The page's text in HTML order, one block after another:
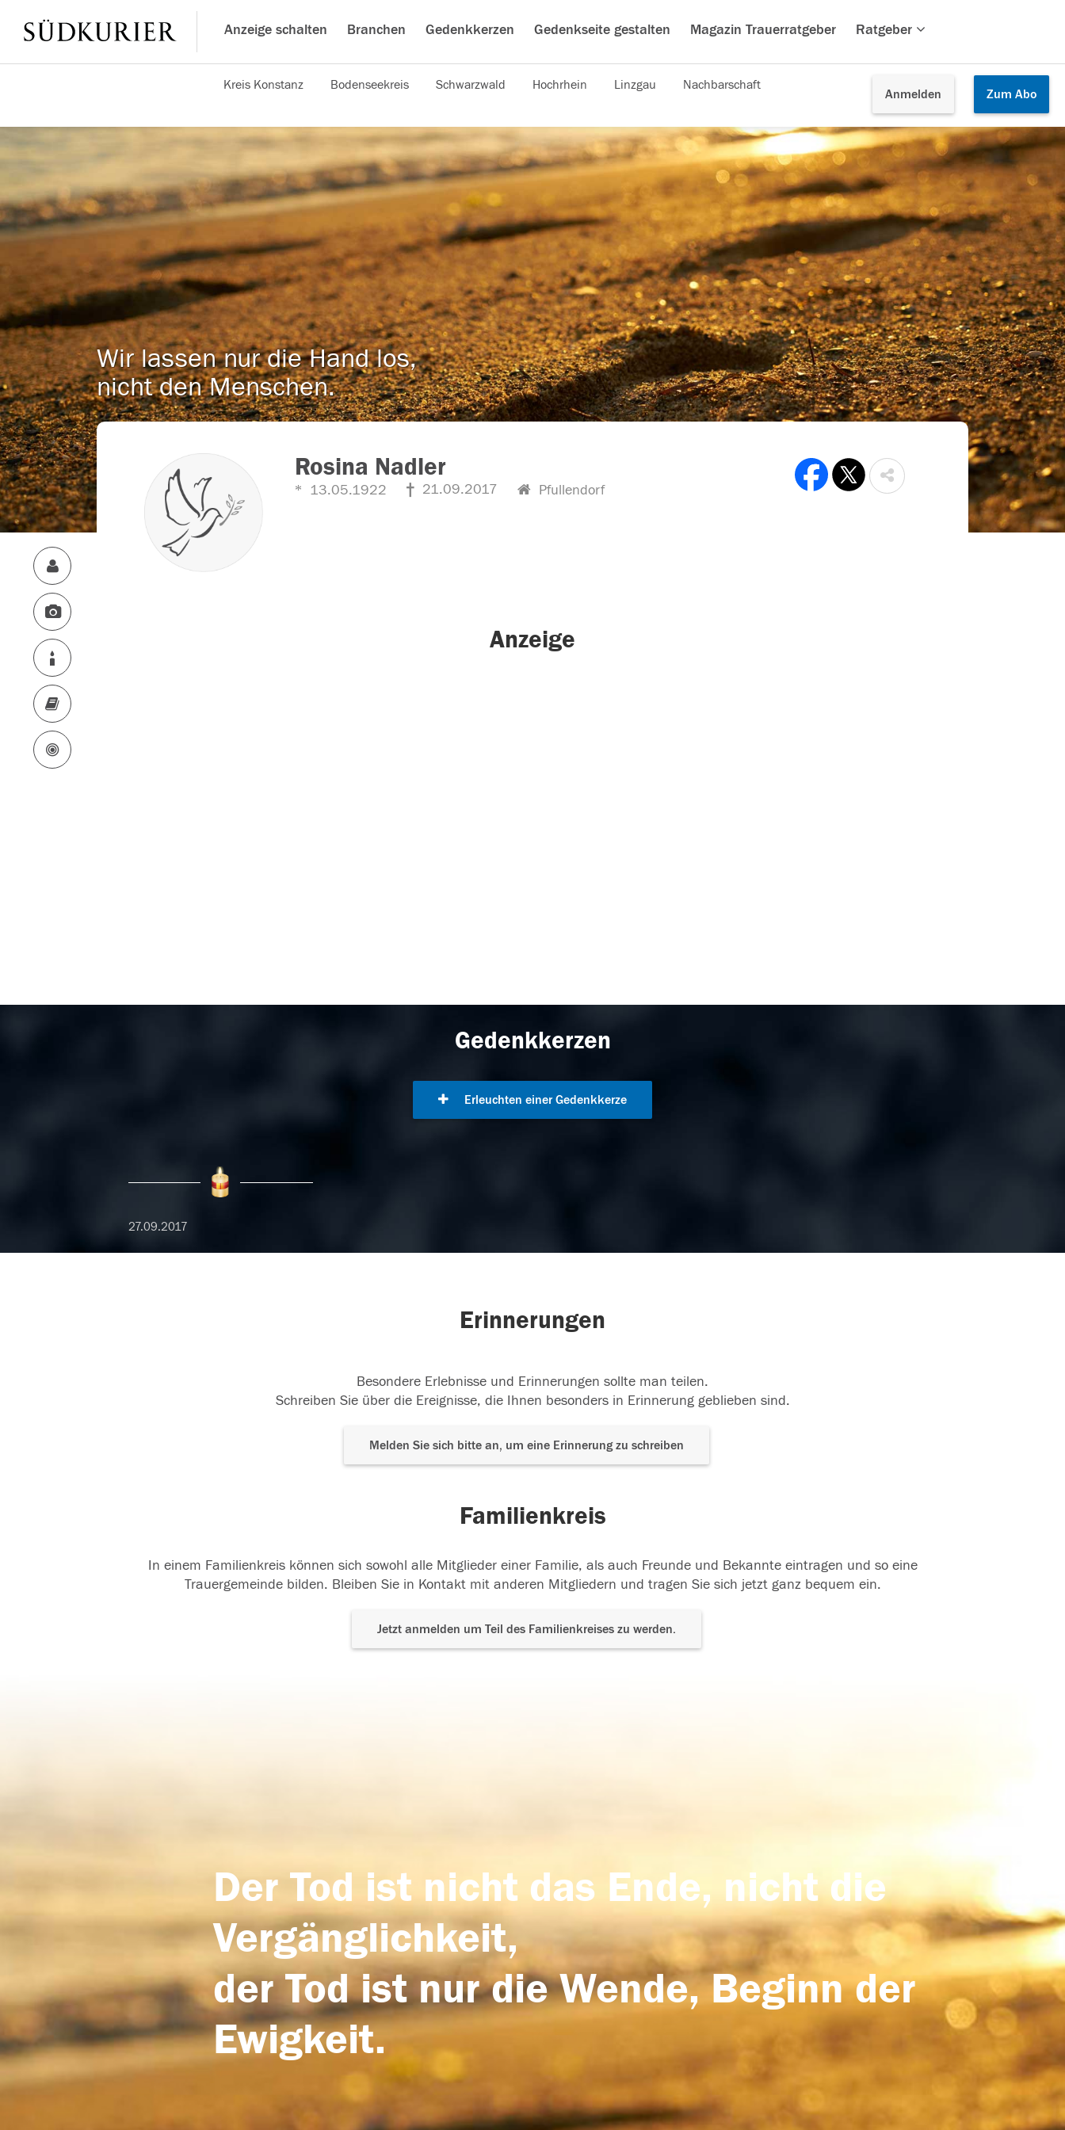
Anzeige schalten Branchen Gedenkkerzen Gedenkseite gestalten Magazin Trauerratgeber Ratgeber
Anmelden Zum Abo
Kreis Konstanz Bodenseekreis Schwarzwald Hochrhein Linzgau Nachbarschaft
Wir lassen nur die Hand los,
nicht den Menschen.
Rosina Nadler
13.05.1922 21.09.2017 Pfullendorf
Anzeige
Gedenkkerzen
Erleuchten einer Gedenkkerze
27.09.2017
Erinnerungen
Besondere Erlebnisse und Erinnerungen sollte man teilen.
Schreiben Sie über die Ereignisse, die Ihnen besonders in Erinnerung geblieben sind.
Melden Sie sich bitte an, um eine Erinnerung zu schreiben
Familienkreis
In einem Familienkreis können sich sowohl alle Mitglieder einer Familie, als auch Freunde und Bekannte eintragen und so eine
Trauergemeinde bilden. Bleiben Sie in Kontakt mit anderen Mitgliedern und tragen Sie sich jetzt ganz bequem ein.
Jetzt anmelden um Teil des Familienkreises zu werden.
Der Tod ist nicht das Ende, nicht die
Vergänglichkeit,
der Tod ist nur die Wende, Beginn der
Ewigkeit.